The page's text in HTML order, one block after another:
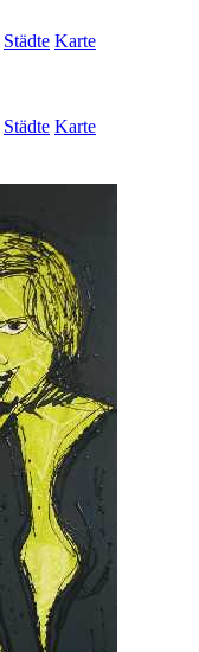
Städte Karte
Städte Karte